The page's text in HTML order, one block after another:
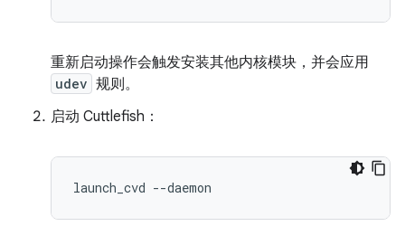
重新启动操作会触发安装其他内核模块，并会应用
udev 规则。
启动 Cuttlefish：